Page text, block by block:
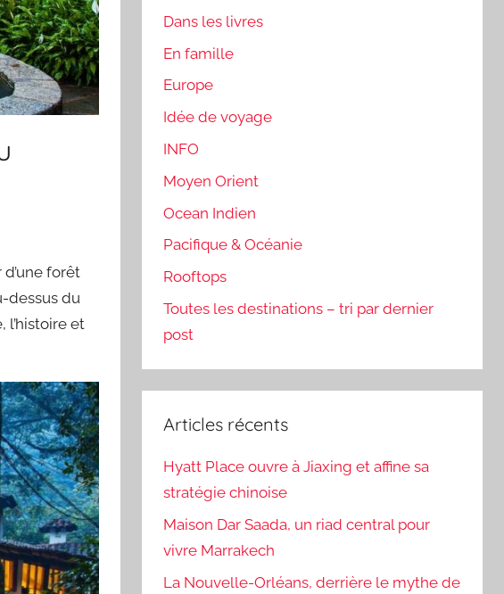
forêt
dessus du
l’histoire et
Dans les livres
En famille
Europe
Idée de voyage
INFO
Moyen Orient
Ocean Indien
Pacifique & Océanie
Rooftops
Toutes les destinations – tri par dernier
post
Articles récents
Hyatt Place ouvre à Jiaxing et affine sa
stratégie chinoise
Maison Dar Saada, un riad central pour
vivre Marrakech
La Nouvelle-Orléans, derrière le mythe de